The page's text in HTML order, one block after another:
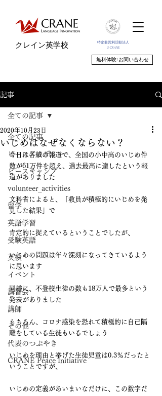
特定非営利活動法人
U-CRANE
クレイン英学校
無料体験/お問い合わせ
記事
全ての記事
ピースアカデミー
ピースキャンプ
volunteer_activities
留学
英語学習
受験英語
英検
イベント
講習会
講師
その他
代表のつぶやき
CRANE Peace Initiative
全ての記事
いじめはなぜなくならない？
2020年10月23日
今日は各紙の報道で、全国の小中高のいじめ件
数が61万件を超え、過去最高に達したという報
道がありました
文科省によると、「教員が積極的にいじめを発
見した結果」で
肯定的に捉えているということでしたが、
いじめの問題は年々深刻になってきているよう
に思います
同様に、不登校生徒の数も18万人で最多という
発表がありました
もちろん、コロナ感染を恐れて積極的に自己隔
離をしている生徒もいるでしょう
いじめを理由と挙げた生徒児童は0.3％だったと
いうことですが、
いじめの定義があいまいなだけに、この数字だ